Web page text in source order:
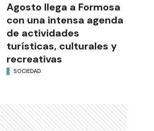
Agosto llega a Formosa
con una intensa agenda
de actividades
turísticas, culturales y
recreativas
SOCIEDAD